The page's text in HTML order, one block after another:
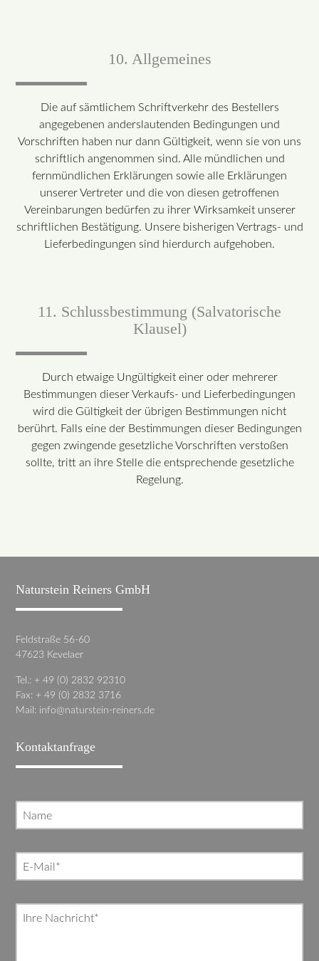
10. Allgemeines
Die auf sämtlichem Schriftverkehr des Bestellers
angegebenen anderslautenden Bedingungen und
Vorschriften haben nur dann Gültigkeit, wenn sie von uns
schriftlich angenommen sind. Alle mündlichen und
fernmündlichen Erklärungen sowie alle Erklärungen
unserer Vertreter und die von diesen getroffenen
Vereinbarungen bedürfen zu ihrer Wirksamkeit unserer
schriftlichen Bestätigung. Unsere bisherigen Vertrags- und
Lieferbedingungen sind hierdurch aufgehoben.
11. Schlussbestimmung (Salvatorische
Klausel)
Durch etwaige Ungültigkeit einer oder mehrerer
Bestimmungen dieser Verkaufs- und Lieferbedingungen
wird die Gültigkeit der übrigen Bestimmungen nicht
berührt. Falls eine der Bestimmungen dieser Bedingungen
gegen zwingende gesetzliche Vorschriften verstoßen
sollte, tritt an ihre Stelle die entsprechende gesetzliche
Regelung.
Naturstein Reiners GmbH
Feldstraße 56-60
47623 Kevelaer
Tel.: + 49 (0) 2832 92310
Fax: + 49 (0) 2832 3716
Mail: info@naturstein-reiners.de
Kontaktanfrage
Name
Pflichtfeld
E-Mail *
Pflichtfeld
Ihre Nachricht*